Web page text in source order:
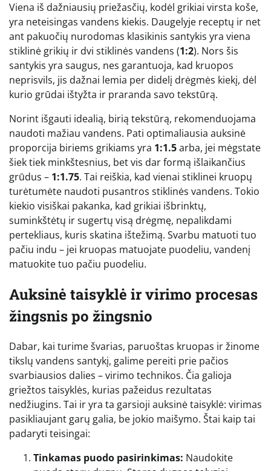
Viena iš dažniausių priežasčių, kodėl grikiai virsta koše,
yra neteisingas vandens kiekis. Daugelyje receptų ir net
ant pakuočių nurodomas klasikinis santykis yra viena
stiklinė grikių ir dvi stiklinės vandens (1:2). Nors šis
santykis yra saugus, nes garantuoja, kad kruopos
neprisvils, jis dažnai lemia per didelį drėgmės kiekį, dėl
kurio grūdai ištyžta ir praranda savo tekstūrą.
Norint išgauti idealią, birią tekstūrą, rekomenduojama
naudoti mažiau vandens. Pati optimaliausia auksinė
proporcija biriems grikiams yra 1:1.5arba, jei mėgstate
šiek tiek minkštesnius, bet vis dar formą išlaikančius
grūdus – 1:1.75. Tai reiškia, kad vienai stiklinei kruopų
turėtumėte naudoti pusantros stiklinės vandens. Tokio
kiekio visiškai pakanka, kad grikiai išbrinktų,
suminkštėtų ir sugertų visą drėgmę, nepalikdami
pertekliaus, kuris skatina ištežimą. Svarbu matuoti tuo
pačiu indu – jei kruopas matuojate puodeliu, vandenį
matuokite tuo pačiu puodeliu.
Auksinė taisyklė ir virimo procesas
žingsnis po žingsnio
Dabar, kai turime švarias, paruoštas kruopas ir žinome
tikslų vandens santykį, galime pereiti prie pačios
svarbiausios dalies – virimo technikos. Čia galioja
griežtos taisyklės, kurias pažeidus rezultatas
nedžiugins. Tai ir yra ta garsioji auksinė taisyklė: virimas
pasikliaujant garų galia, be jokio maišymo. Štai kaip tai
padaryti teisingai:
Tinkamas puodo pasirinkimas: Naudokite